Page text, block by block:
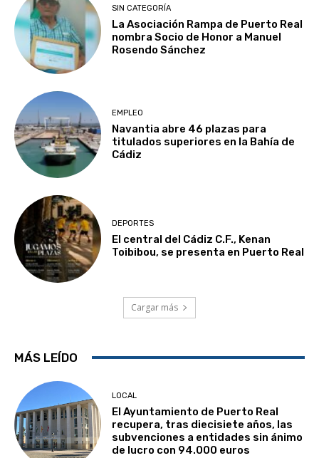
SIN CATEGORÍA
La Asociación Rampa de Puerto Real
nombra Socio de Honor a Manuel
Rosendo Sánchez
EMPLEO
Navantia abre 46 plazas para
titulados superiores en la Bahía de
Cádiz
DEPORTES
El central del Cádiz C.F., Kenan
Toibibou, se presenta en Puerto Real
Cargar más
MÁS LEÍDO
LOCAL
El Ayuntamiento de Puerto Real
recupera, tras diecisiete años, las
subvenciones a entidades sin ánimo
de lucro con 94.000 euros